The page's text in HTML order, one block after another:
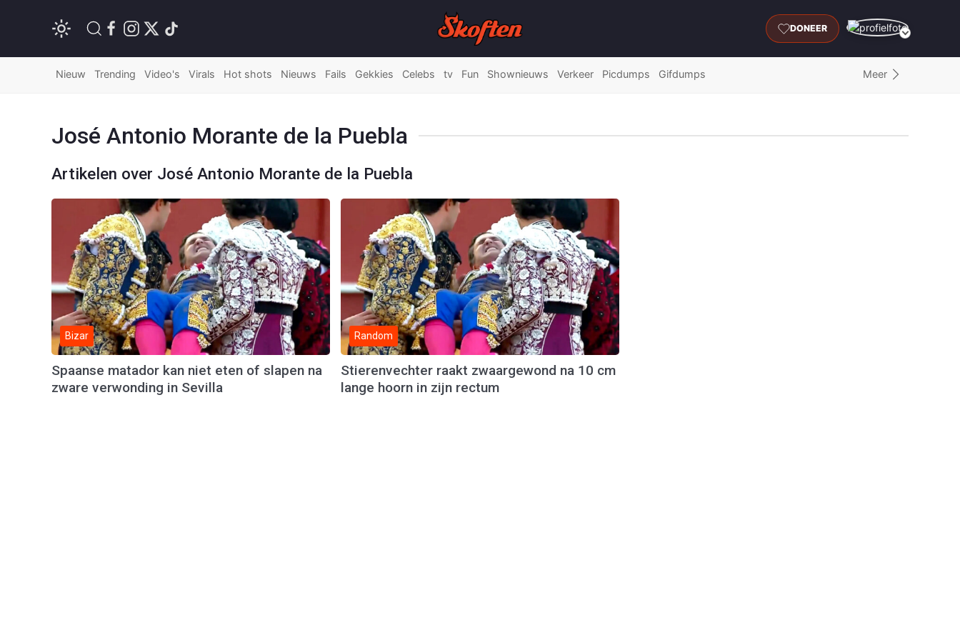
DONEER
Nieuw Trending Video's Virals Hot shots Nieuws Fails Gekkies Celebs tv Fun Shownieuws Verkeer Picdumps Gifdumps Meer
José Antonio Morante de la Puebla
Artikelen over José Antonio Morante de la Puebla
Bizar
Spaanse matador kan niet eten of slapen na
zware verwonding in Sevilla
Random
Stierenvechter raakt zwaargewond na 10 cm
lange hoorn in zijn rectum